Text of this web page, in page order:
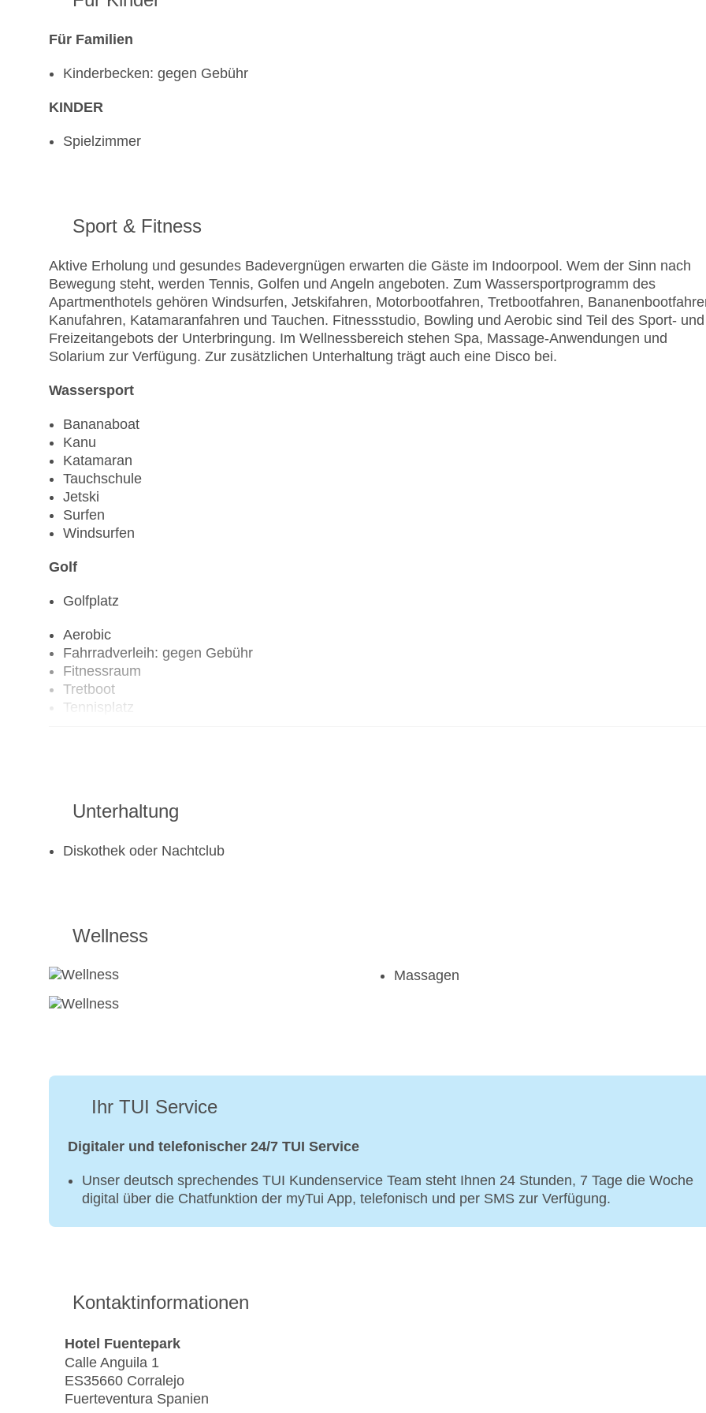
Für Familien
Kinderbecken: gegen Gebühr
KINDER
Spielzimmer
Sport & Fitness
Aktive Erholung und gesundes Badevergnügen erwarten die Gäste im Indoorpool. Wem der Sinn nach
Bewegung steht, werden Tennis, Golfen und Angeln angeboten. Zum Wassersportprogramm des
Apartmenthotels gehören Windsurfen, Jetskifahren, Motorbootfahren, Tretbootfahren,
Kanufahren, Katamaranfahren und Tauchen. Fitnessstudio, Bowling und Aerobic sind Teil des Sport- und
Freizeitangebots der Unterbringung. Im Wellnessbereich stehen Spa, Massage-Anwendungen und
Solarium zur Verfügung. Zur zusätzlichen Unterhaltung trägt auch eine Disco bei.
Wassersport
Bananaboat
Kanu
Katamaran
Tauchschule
Jetski
Surfen
Windsurfen
Golf
Golfplatz
Aerobic
Fahrradverleih: gegen Gebühr
Fitnessraum
Tretboot
Tennisplatz
Unterhaltung
Diskothek oder Nachtclub
Wellness
Massagen
Ihr TUI Service
Digitaler und telefonischer 24/7 TUI Service
Unser deutsch sprechendes TUI Kundenservice Team steht Ihnen 24 Stunden, 7 Tage die Woche
digital über die Chatfunktion der myTui App, telefonisch und per SMS zur Verfügung.
Kontaktinformationen
Hotel Fuentepark
Calle Anguila 1
ES35660 Corralejo
Fuerteventura Spanien